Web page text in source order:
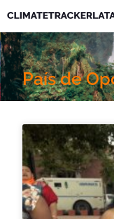
País de